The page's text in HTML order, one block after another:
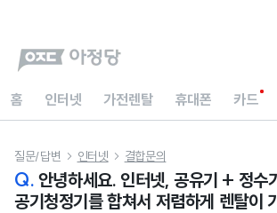
홈 인터넷 가전렌탈 휴대폰 카드
질문/답변  인터넷  결합문의
Q. 안녕하세요. 인터넷, 공유기 + 정수
공기청정기를 합쳐서 저렴하게 렌